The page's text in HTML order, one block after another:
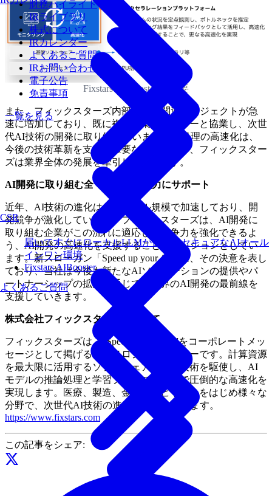
財務ハイライト
IRライブラリ
株式について
IRカレンダー
よくあるご質問
IRお問い合わせ
電子公告
免責事項
一覧を見る
CSR
届いてすぐにローカルLLMが使えるセキュアなAIオール
インワン環境
Fixstars AIBooster
よくあるご質問
Fixstars AI Booster の概要
また、フィックスターズ内部でもAI関連プロジェクトが急
速に増加しており、既に複数の業界リーダーと協業し、次世
代AI技術の開発に取り組んでいます。AI処理の高速化は、
今後の技術革新を支える重要な分野であり、フィックスター
ズは業界全体の発展を牽引していきます。
AI開発に取り組む全ての企業を強力にサポート
近年、AI技術の進化はグローバル規模で加速しており、開
発競争が激化しています。フィックスターズは、AI開発に
取り組む企業がこの流れに適応し、競争力を強化できるよ
う、AI開発の高速化を支援することをミッションとしてい
ます。新スローガン「Speed up your AI」は、その決意を表し
ており、当社は今後も新たなAIソリューションの提供やパ
ートナーシップの拡大を通じて、世界のAI開発の最前線を
支援していきます。
株式会社フィックスターズについて
フィックスターズは、“Speed up your AI”をコーポレートメッ
セージとして掲げるテクノロジーカンパニーです。計算資源
を最大限に活用するソフトウェア最適化技術を駆使し、AI
モデルの推論処理と学習プロセスの両面で圧倒的な高速化を
実現します。医療、製造、金融、モビリティをはじめ様々な
分野で、次世代AI技術の進化を推進しています。
https://www.fixstars.com
この記事をシェア: